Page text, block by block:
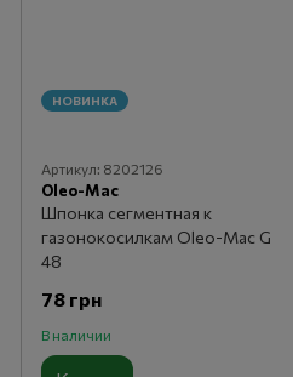
НОВИНКА
Артикул: 8202126
Oleo-Mac
Шпонка сегментная к
газонокосилкам Oleo-Mac G
48
78 грн
В наличии